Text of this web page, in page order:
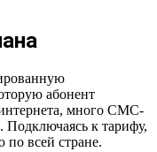
абонент
много СМС-
к тарифу,
по всей стране.